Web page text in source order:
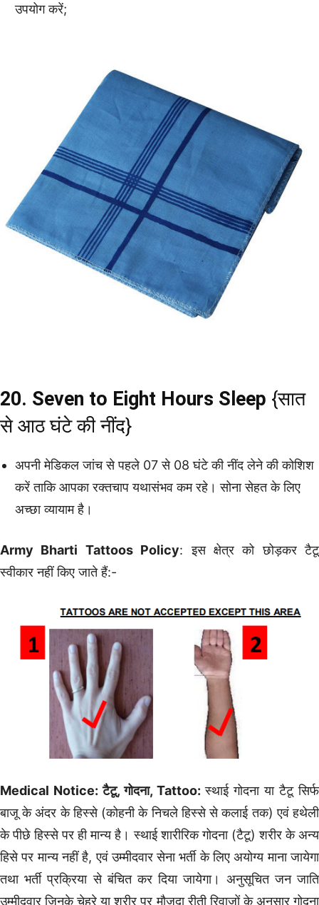
उपयोग करें;
20. Seven to Eight Hours Sleep {सात
से आठ घंटे की नींद}
अपनी मेडिकल जांच से पहले 07 से 08 घंटे की नींद लेने की कोशिश
करें ताकि आपका रक्तचाप यथासंभव कम रहे। सोना सेहत के लिए
अच्छा व्यायाम है।
Army Bharti Tattoos Policy: इस क्षेत्र को छोड़कर टैटू
स्वीकार नहीं किए जाते हैं:-
Medical Notice: टैटू, गोदना, Tattoo: स्थाई गोदना या टैटू सिर्फ
बाजू के अंदर के हिस्से (कोहनी के निचले हिस्से से कलाई तक) एवं हथेली
के पीछे हिस्से पर ही मान्य है। स्थाई शारीरिक गोदना (टैटू) शरीर के अन्य
हिसे पर मान्य नहीं है, एवं उम्मीदवार सेना भर्ती के लिए अयोग्य माना जायेगा
तथा भर्ती प्रक्रिया से बंचित कर दिया जायेगा। अनुसूचित जन जाति
उम्मीदवार जिनके चेहरे या शरीर पर मौजूदा रीती रिवाजों के अनुसार गोदना